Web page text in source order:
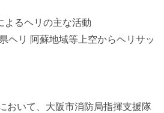
よるヘリの主な活動
ヘリ 阿蘇地域等上空からヘリサッ
おいて、大阪市消防局指揮支援隊